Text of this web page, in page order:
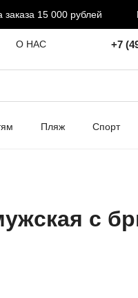
15 000 рублей
О НАС +7
Пляж Спорт
с